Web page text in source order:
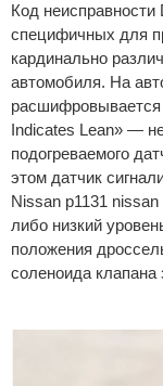
Код неисправности
специфичных для
кардинально
автомобиля. На
Indicates Lean» —
подогреваемого
этом датчик
Nissan p1131
либо низкий
положения
соленоида клапана